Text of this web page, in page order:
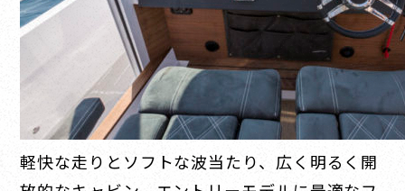
軽快な走りとソフトな波当たり、広く明るく開